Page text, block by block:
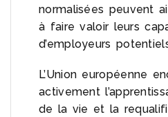
normalisées peuvent
à faire valoir leurs
d’employeurs
L’Union européenne
activement
de la vie et la